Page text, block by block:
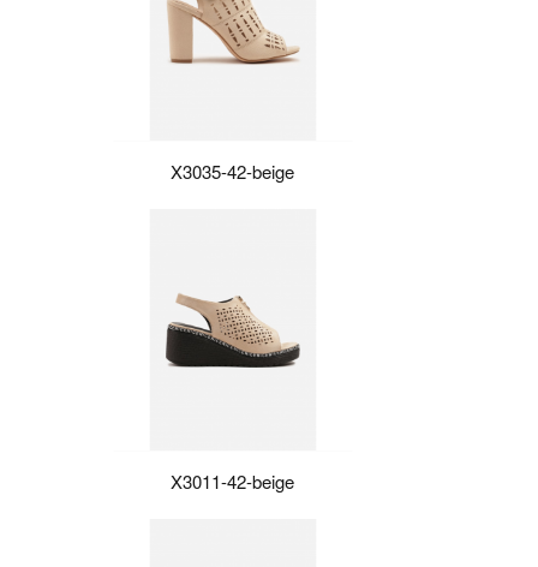
X3035-42-beige
X3011-42-beige